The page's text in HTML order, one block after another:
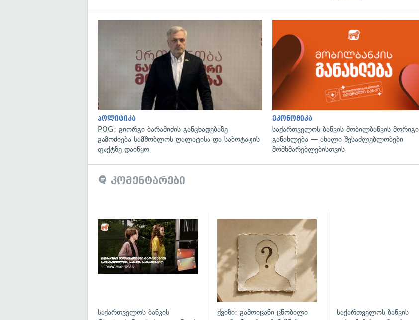
პოლიტიკა
POG: გიორგი ბარამიძის განცხადებაზე
გამოძიება სამშობლოს ღალატისა და საბოტაჟის
ფაქტზე დაიწყო
ეკონომიკა
საქართველოს ბანკის მობილბანკის მორიგი
განახლება — ახალი შესაძლებლობები
მომხმარებლებისთვის
კომენტარები
საქართველოს ბანკის
ქვიზი: გამოიცანი ცნობილი
საქართველოს ბანკის